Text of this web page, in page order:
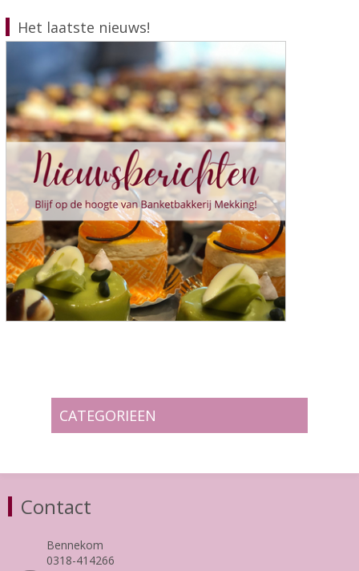
Het laatste nieuws!
CATEGORIEEN
Contact
Bennekom
0318-414266